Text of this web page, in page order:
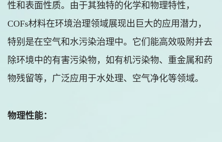
性和表面性质。由于其独特的化学和物理特性，
COFs材料在环境治理领域展现出巨大的应用潜力，
特别是在空气和水污染治理中。它们能高效吸附并去
除环境中的有害污染物，如有机污染物、重金属和药
物残留等，广泛应用于水处理、空气净化等领域。
物理性能：